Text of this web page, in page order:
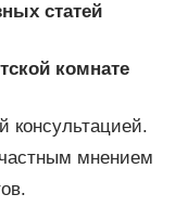
статей
комнате
консультацией.
мнением